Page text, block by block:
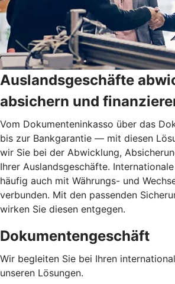
Auslandsgeschäfte
absichern und
Vom Dokumenteninkasso über das
bis zur Bankgarantie — mit diesen
wir Sie bei der Abwicklung,
Ihrer Auslandsgeschäfte.
häufig auch mit Währungs- und
verbunden. Mit den passenden
wirken Sie diesen entgegen.
Dokumentengeschäft
Wir begleiten Sie bei Ihren
unseren Lösungen.